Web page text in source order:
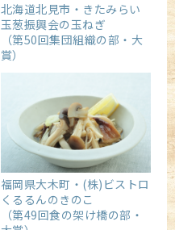
北海道北見市・きたみらい
玉葱振興会の玉ねぎ
（第50回集団組織の部・大
賞）
福岡県大木町・(株)ビストロ
くるるんのきのこ
（第49回食の架け橋の部・